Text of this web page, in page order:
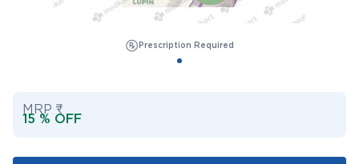
Prescription Required
MRP ₹
15 % OFF